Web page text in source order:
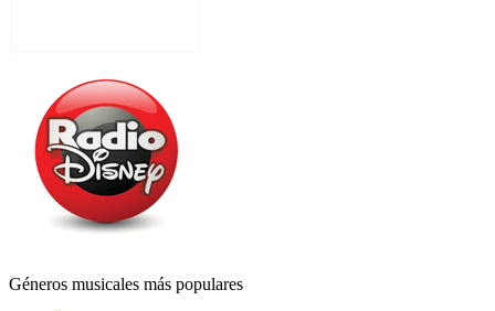
Géneros musicales más populares